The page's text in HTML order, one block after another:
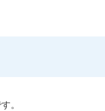
。